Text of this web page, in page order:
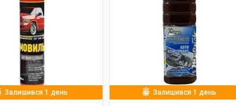
Залишився 1 день Залишився 1 день